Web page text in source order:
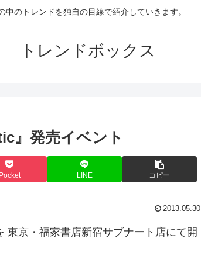
中のトレンドを独自の目線で紹介していきます。
トレンドボックス
』発売イベント
Pocket LINE コピー
2013.05.30
京・福家書店新宿サブナート店にて開